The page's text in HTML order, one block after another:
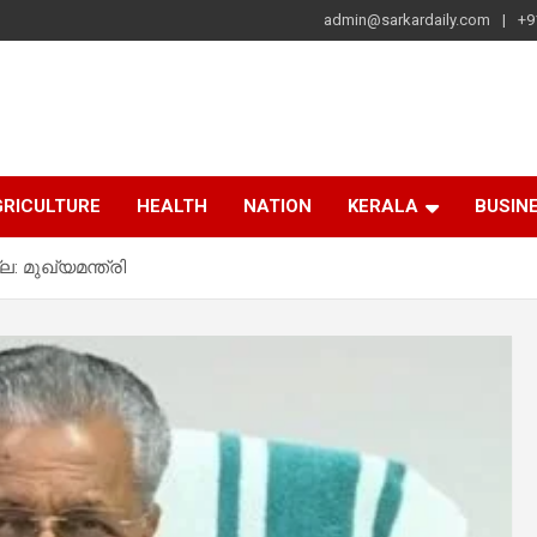
admin@sarkardaily.com
HEALTH NATION KERALA
മുഖ്യമന്ത്രി